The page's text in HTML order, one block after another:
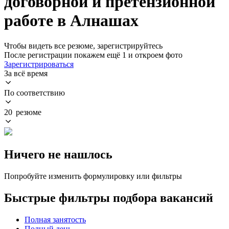
работе в Алнашах
Чтобы видеть все резюме, зарегистрируйтесь
После регистрации покажем ещё 1 и откроем фото
Зарегистрироваться
За всё время
По соответствию
20 резюме
Ничего не нашлось
Попробуйте изменить формулировку или фильтры
Быстрые фильтры подбора вакансий
Полная занятость